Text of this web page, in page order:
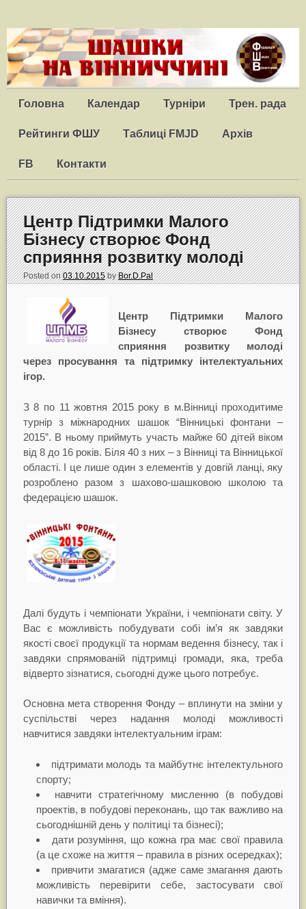
Головна Календар Турніри Трен. рада
Рейтинги ФШУ Таблиці FMJD Архів
FB Контакти
Центр Підтримки Малого
Бізнесу створює Фонд
сприяння розвитку молоді
Posted on03.10.2015 byBor.D.Pal
Центр Підтримки Малого
Бізнесу створює Фонд
сприяння розвитку молоді
через просування та підтримку інтелектуальних
ігор.
З 8 по 11 жовтня 2015 року в м.Вінниці проходитиме
турнір з міжнародних шашок “Вінницькі фонтани –
2015”. В ньому приймуть участь майже 60 дітей віком
від 8 до 16 років. Біля 40 з них – з Вінниці та Вінницької
області. І це лише один з елементів у довгій ланці, яку
розроблено разом з шахово-шашковою школою та
федерацією шашок.
Далі будуть і чемпіонати України, і чемпіонати світу. У
Вас є можливість побудувати собі ім’я як завдяки
якості своєї продукції та нормам ведення бізнесу, так і
завдяки спрямованій підтримці громади, яка, треба
відверто зізнатися, сьогодні дуже цього потребує.
Основна мета створення Фонду – вплинути на зміни у
суспільстві через надання молоді можливості
навчитися завдяки інтелектуальним іграм:
підтримати молодь та майбутнє інтелектульного
спорту;
навчити стратегічному мисленню (в побудові
проектів, в побудові переконань, що так важливо на
сьогоднішній день у політиці та бізнесі);
дати розуміння, що кожна гра має свої правила
(а це схоже на життя – правила в різних осередках);
привчити змагатися (адже саме змагання дають
можливість перевірити себе, застосувати свої
навички та вміння).